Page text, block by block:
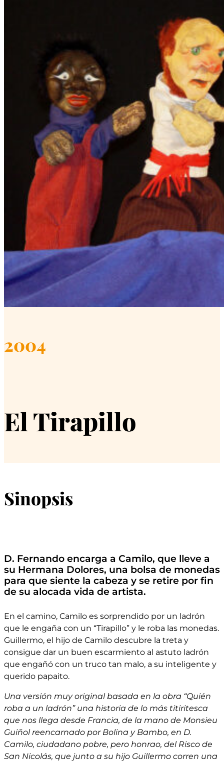
2004
El Tirapillo
Sinopsis
D. Fernando encarga a Camilo, que lleve a
su Hermana Dolores, una bolsa de monedas
para que siente la cabeza y se retire por fin
de su alocada vida de artista.
En el camino, Camilo es sorprendido por un ladrón
que le engaña con un “Tirapillo” y le roba las monedas.
Guillermo, el hijo de Camilo descubre la treta y
consigue dar un buen escarmiento al astuto ladrón
que engañó con un truco tan malo, a su inteligente y
querido papaito.
Una versión muy original basada en la obra “Quién
roba a un ladrón” una historia de lo más titiritesca
que nos llega desde Francia, de la mano de Monsieu
Guiñol reencarnado por Bolina y Bambo, en D.
Camilo, ciudadano pobre, pero honrao, del Risco de
San Nicolás, que junto a su hijo Guillermo corren una